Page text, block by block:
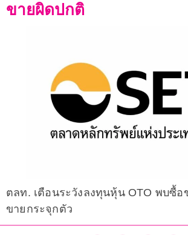
ขายผิดปกติ
ตลท. เตือนระวังลงทุนหุ้น OTO พบซื้
ขายกระจุกตัว